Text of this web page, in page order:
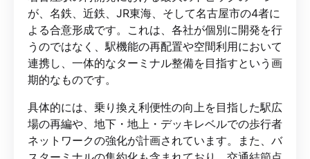
が、名鉄、近鉄、JR東海、そして名古屋市の4者に
よる合意形成です。これは、各社が個別に開発を行
うのではなく、駅機能の再配置や空間利用において
連携し、一体的なターミナル整備を目指すという画
期的なものです。
具体的には、乗り換え利便性の向上を目指した駅広
場の再編や、地下・地上・デッキレベルでの歩行者
ネットワークの強化が計画されています。また、バ